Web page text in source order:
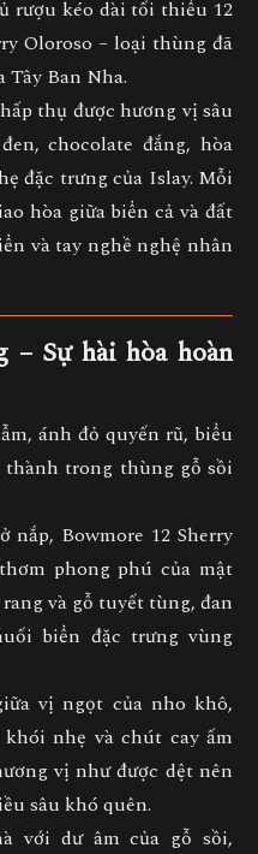
kéo dài tối thiểu 12
Oloroso – loại thùng đã
Ban Nha.
thụ được hương vị sâu
chocolate đắng, hòa
đặc trưng của Islay. Mỗi
hòa giữa biển cả và đất
và tay nghề nghệ nhân
– Sự hài hòa hoàn
ánh đỏ quyến rũ, biểu
trong thùng gỗ sồi
nắp, Bowmore 12 Sherry
phong phú của mật
và gỗ tuyết tùng, đan
biển đặc trưng vùng
vị ngọt của nho khô,
nhẹ và chút cay ấm
vị như được dệt nên
sâu khó quên.
với dư âm của gỗ sồi,